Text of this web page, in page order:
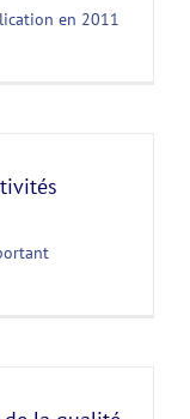
en 2011